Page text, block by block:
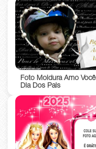
Foto Moldura Amo Você
Dia Dos Pais